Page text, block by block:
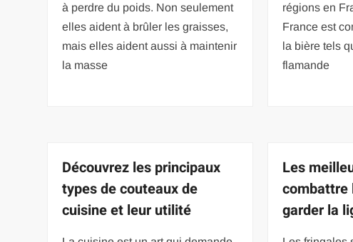
à perdre du poids. Non seulement
elles aident à brûler les graisses,
mais elles aident aussi à maintenir
la masse
régions en
France est
la bière tels
flamande
Découvrez les principaux
types de couteaux de
cuisine et leur utilité
Les
combattre
garder la